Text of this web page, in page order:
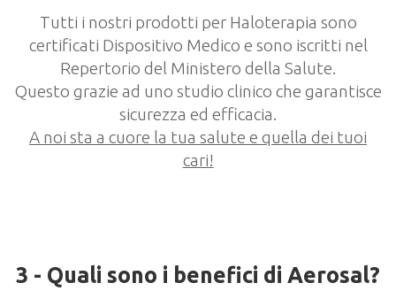
Tutti i nostri prodotti per Haloterapia sono
certificati Dispositivo Medico e sono iscritti nel
Repertorio del Ministero della Salute.
Questo grazie ad uno studio clinico che garantisce
sicurezza ed efficacia.
A noi sta a cuore la tua salute e quella dei tuoi
cari!
3 - Quali sono i benefici di Aerosal?